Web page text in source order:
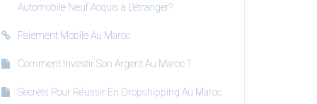
Automobile Neuf Acquis à L’étranger?
Paiement Mobile Au Maroc
Comment Investir Son Argent Au Maroc ?
Secrets Pour Réussir En Dropshipping Au Maroc